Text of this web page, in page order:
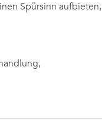
Spürsinn aufbieten,